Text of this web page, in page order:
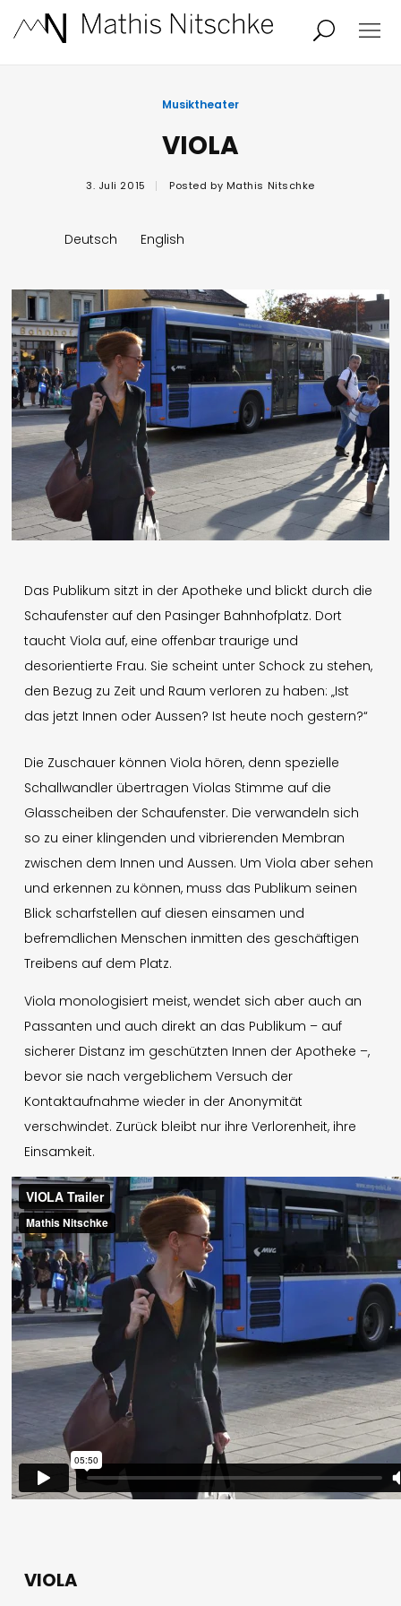
Person
Studio
Kontakt Blog
English
Presse
Impressum
© 1996-2026 Mathis Nitschke. All rights reserved.
Musiktheater
VIOLA
3. Juli 2015 Posted by Mathis Nitschke
Deutsch English
Das Publikum sitzt in der Apotheke und blickt durch die
Schaufenster auf den Pasinger Bahnhofplatz. Dort
taucht Viola auf, eine offenbar traurige und
desorientierte Frau. Sie scheint unter Schock zu stehen,
den Bezug zu Zeit und Raum verloren zu haben: „Ist
das jetzt Innen oder Aussen? Ist heute noch gestern?“
Die Zuschauer können Viola hören, denn spezielle
Schallwandler übertragen Violas Stimme auf die
Glasscheiben der Schaufenster. Die verwandeln sich
so zu einer klingenden und vibrierenden Membran
zwischen dem Innen und Aussen. Um Viola aber sehen
und erkennen zu können, muss das Publikum seinen
Blick scharfstellen auf diesen einsamen und
befremdlichen Menschen inmitten des geschäftigen
Treibens auf dem Platz.
Viola monologisiert meist, wendet sich aber auch an
Passanten und auch direkt an das Publikum – auf
sicherer Distanz im geschützten Innen der Apotheke –,
bevor sie nach vergeblichem Versuch der
Kontaktaufnahme wieder in der Anonymität
verschwindet. Zurück bleibt nur ihre Verlorenheit, ihre
Einsamkeit.
VIOLA